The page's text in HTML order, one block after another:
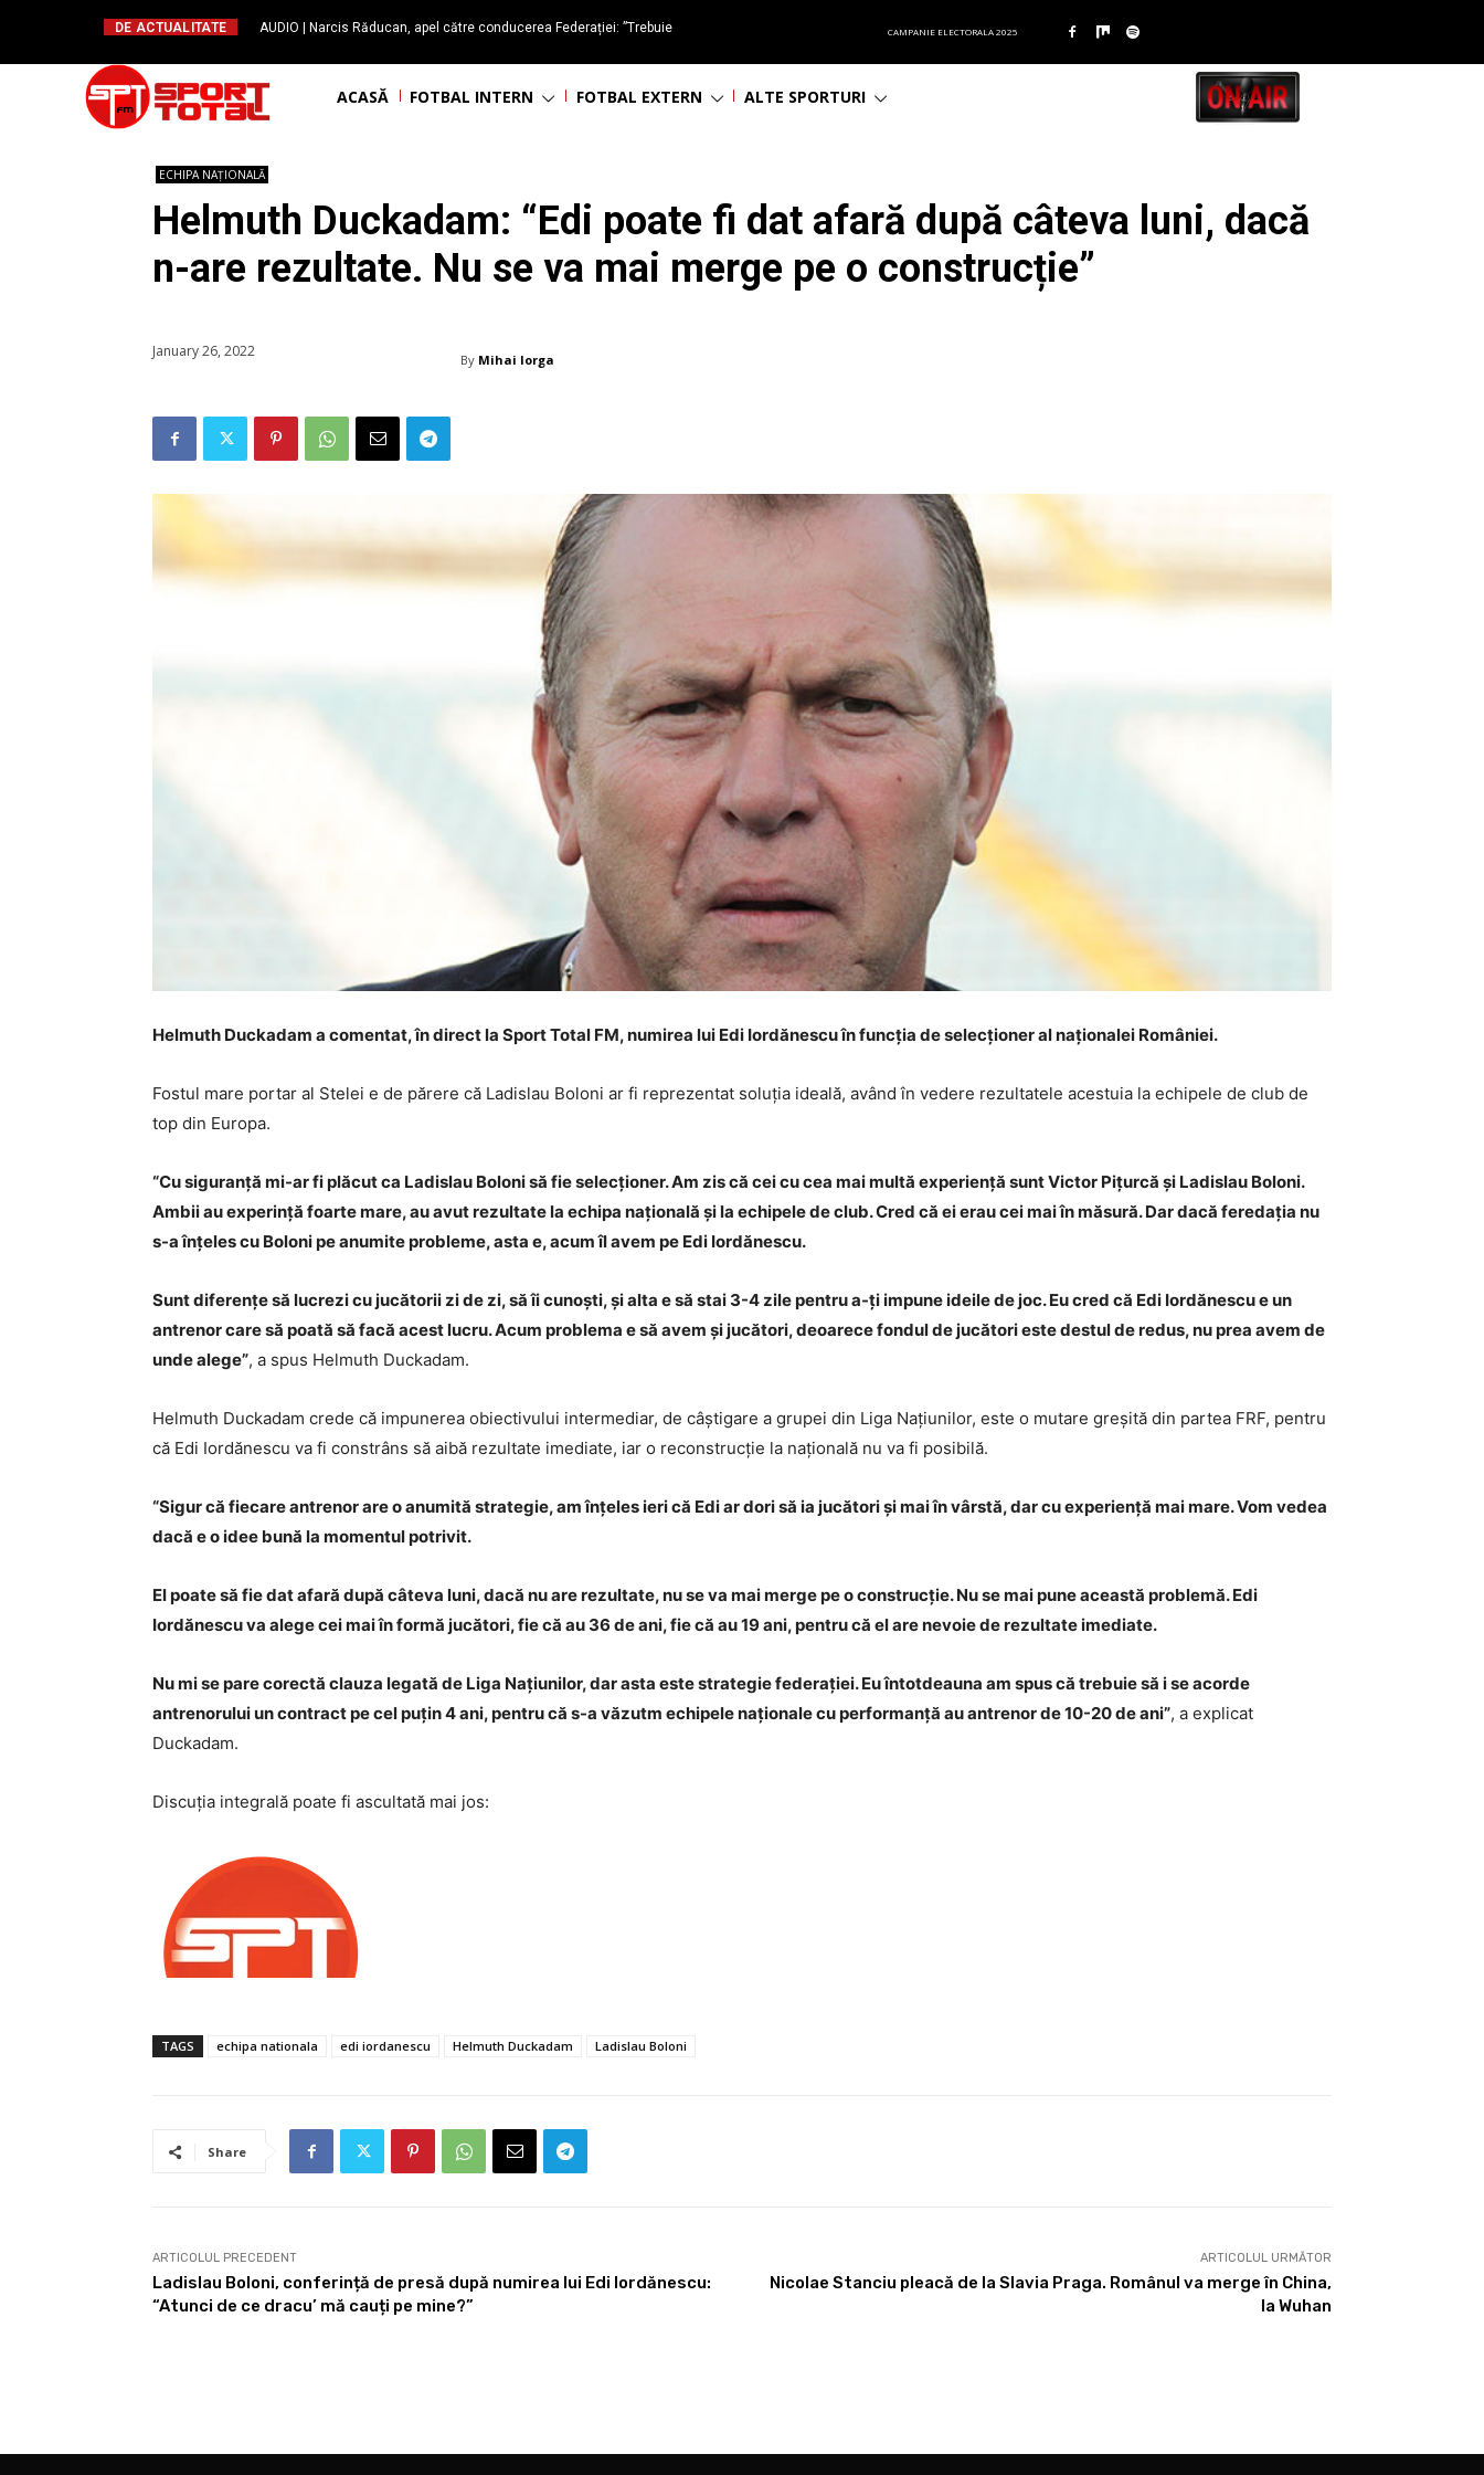
DE ACTUALITATE
AUDIO | Narcis Răducan, apel către conducerea Federației: ”Trebuie
CAMPANIE ELECTORALA 2025
ACASĂ FOTBAL INTERN FOTBAL EXTERN ALTE SPORTURI
ECHIPA NAȚIONALĂ
Helmuth Duckadam: “Edi poate fi dat afară după câteva luni, dacă
n-are rezultate. Nu se va mai merge pe o construcție”
January 26, 2022 By Mihai Iorga
Helmuth Duckadam a comentat, în direct la Sport Total FM, numirea lui Edi Iordănescu în funcția de selecționer al naționalei României.
Fostul mare portar al Stelei e de părere că Ladislau Boloni ar fi reprezentat soluția ideală, având în vedere rezultatele acestuia la echipele de club de
top din Europa.
“Cu siguranță mi-ar fi plăcut ca Ladislau Boloni să fie selecționer. Am zis că cei cu cea mai multă experiență sunt Victor Pițurcă și Ladislau Boloni.
Ambii au experință foarte mare, au avut rezultate la echipa națională și la echipele de club. Cred că ei erau cei mai în măsură. Dar dacă feredația nu
s-a înțeles cu Boloni pe anumite probleme, asta e, acum îl avem pe Edi Iordănescu.
Sunt diferențe să lucrezi cu jucătorii zi de zi, să îi cunoști, și alta e să stai 3-4 zile pentru a-ți impune ideile de joc. Eu cred că Edi Iordănescu e un
antrenor care să poată să facă acest lucru. Acum problema e să avem și jucători, deoarece fondul de jucători este destul de redus, nu prea avem de
unde alege”, a spus Helmuth Duckadam.
Helmuth Duckadam crede că impunerea obiectivului intermediar, de câștigare a grupei din Liga Națiunilor, este o mutare greșită din partea FRF, pentru
că Edi Iordănescu va fi constrâns să aibă rezultate imediate, iar o reconstrucție la națională nu va fi posibilă.
“Sigur că fiecare antrenor are o anumită strategie, am înțeles ieri că Edi ar dori să ia jucători și mai în vârstă, dar cu experiență mai mare. Vom vedea
dacă e o idee bună la momentul potrivit.
El poate să fie dat afară după câteva luni, dacă nu are rezultate, nu se va mai merge pe o construcție. Nu se mai pune această problemă. Edi
Iordănescu va alege cei mai în formă jucători, fie că au 36 de ani, fie că au 19 ani, pentru că el are nevoie de rezultate imediate.
Nu mi se pare corectă clauza legată de Liga Națiunilor, dar asta este strategie federației. Eu întotdeauna am spus că trebuie să i se acorde
antrenorului un contract pe cel puțin 4 ani, pentru că s-a văzutm echipele naționale cu performanță au antrenor de 10-20 de ani”, a explicat
Duckadam.
Discuția integrală poate fi ascultată mai jos:
TAGS echipa nationala edi iordanescu Helmuth Duckadam Ladislau Boloni
Share
ARTICOLUL PRECEDENT
Ladislau Boloni, conferință de presă după numirea lui Edi Iordănescu:
“Atunci de ce dracu’ mă cauți pe mine?”
ARTICOLUL URMĂTOR
Nicolae Stanciu pleacă de la Slavia Praga. Românul va merge în China,
la Wuhan